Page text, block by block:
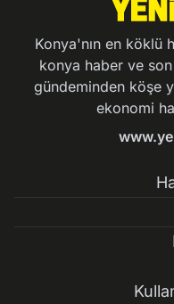
Konya'nın en köklü
konya haber ve
gündeminden köşe
ekonomi